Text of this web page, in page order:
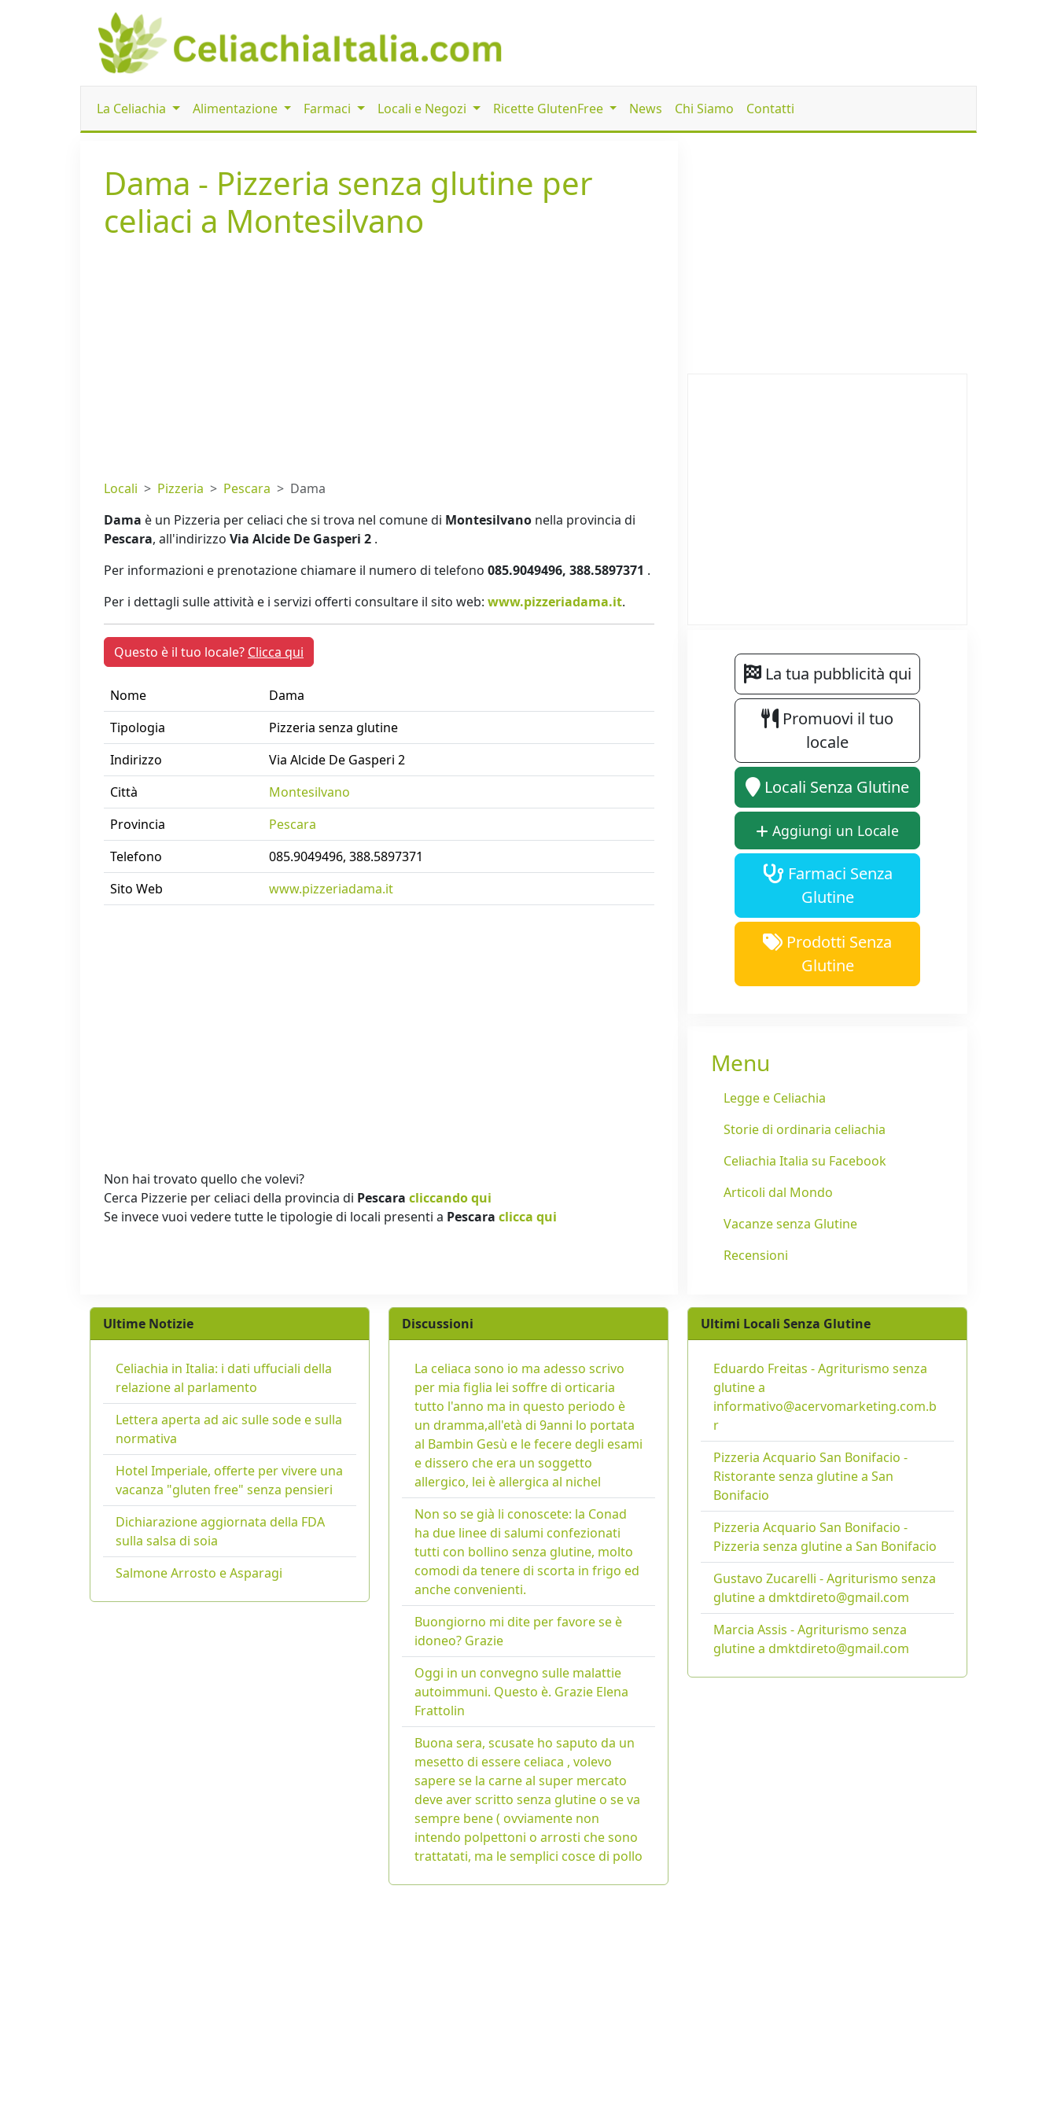
La Celiachia Alimentazione Farmaci Locali e Negozi Ricette GlutenFree News Chi Siamo Contatti
Dama - Pizzeria senza glutine per
celiaci a Montesilvano
Locali Pizzeria Pescara
Dama
Dama è un Pizzeria per celiaci che si trova nel comune di Montesilvano nella provincia di
Pescara, all'indirizzo Via Alcide De Gasperi 2 .
Per informazioni e prenotazione chiamare il numero di telefono 085.9049496, 388.5897371 .
Per i dettagli sulle attività e i servizi offerti consultare il sito web: www.pizzeriadama.it.
Questo è il tuo locale? Clicca qui
Nome
Dama
Tipologia
Pizzeria senza glutine
Indirizzo
Via Alcide De Gasperi 2
Città
Montesilvano
Provincia
Pescara
Telefono
085.9049496, 388.5897371
Sito Web
www.pizzeriadama.it
Non hai trovato quello che volevi?
Cerca Pizzerie per celiaci della provincia di Pescara cliccando qui
Se invece vuoi vedere tutte le tipologie di locali presenti a Pescara clicca qui
La tua pubblicità qui
Promuovi il tuo
locale
Locali Senza Glutine
Aggiungi un Locale
Farmaci Senza
Glutine
Prodotti Senza
Glutine
Menu
Legge e Celiachia
Storie di ordinaria celiachia
Celiachia Italia su Facebook
Articoli dal Mondo
Vacanze senza Glutine
Recensioni
Ultime Notizie
Celiachia in Italia: i dati uffuciali della
relazione al parlamento
Lettera aperta ad aic sulle sode e sulla
normativa
Hotel Imperiale, offerte per vivere una
vacanza "gluten free" senza pensieri
Dichiarazione aggiornata della FDA
sulla salsa di soia
Salmone Arrosto e Asparagi
Discussioni
La celiaca sono io ma adesso scrivo
per mia figlia lei soffre di orticaria
tutto l'anno ma in questo periodo è
un dramma,all'età di 9anni lo portata
al Bambin Gesù e le fecere degli esami
e dissero che era un soggetto
allergico, lei è allergica al nichel
Non so se già li conoscete: la Conad
ha due linee di salumi confezionati
tutti con bollino senza glutine, molto
comodi da tenere di scorta in frigo ed
anche convenienti.
Buongiorno mi dite per favore se è
idoneo? Grazie
Oggi in un convegno sulle malattie
autoimmuni. Questo è. Grazie Elena
Frattolin
Buona sera, scusate ho saputo da un
mesetto di essere celiaca , volevo
sapere se la carne al super mercato
deve aver scritto senza glutine o se va
sempre bene ( ovviamente non
intendo polpettoni o arrosti che sono
trattatati, ma le semplici cosce di pollo
Ultimi Locali Senza Glutine
Eduardo Freitas - Agriturismo senza
glutine a
informativo@acervomarketing.com.b
r
Pizzeria Acquario San Bonifacio -
Ristorante senza glutine a San
Bonifacio
Pizzeria Acquario San Bonifacio -
Pizzeria senza glutine a San Bonifacio
Gustavo Zucarelli - Agriturismo senza
glutine a dmktdireto@gmail.com
Marcia Assis - Agriturismo senza
glutine a dmktdireto@gmail.com